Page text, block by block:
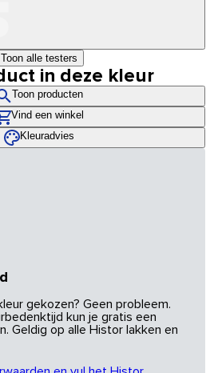
Toon alle testers
in deze kleur
Toon producten
Vind een winkel
Kleuradvies
gekozen? Geen probleem.
kun je gratis een
Geldig op alle Histor lakken en